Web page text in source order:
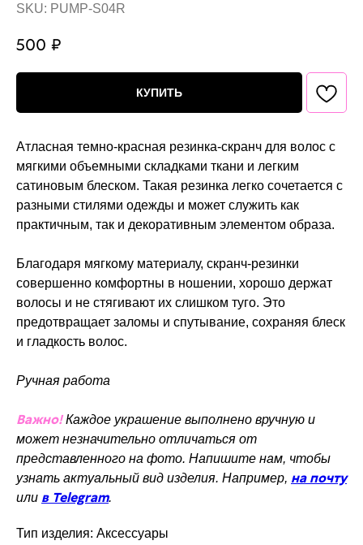
SKU: PUMP-S04R
500 ₽
КУПИТЬ
Атласная темно-красная резинка‑скранч для волос с
мягкими объемными складками ткани и легким
сатиновым блеском. Такая резинка легко сочетается с
разными стилями одежды и может служить как
практичным, так и декоративным элементом образа.
Благодаря мягкому материалу, скранч-резинки
совершенно комфортны в ношении, хорошо держат
волосы и не стягивают их слишком туго. Это
предотвращает заломы и спутывание, сохраняя блеск
и гладкость волос.
Ручная работа
Важно!Каждое украшение выполнено вручную и
может незначительно отличаться от
представленного на фото. Напишите нам, чтобы
узнать актуальный вид изделия. Например, на почту
или в Telegram.
Тип изделия: Аксессуары